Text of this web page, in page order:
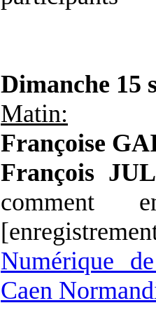
Dimanche 15
Matin:
Françoise
François
comment
Numérique
Caen